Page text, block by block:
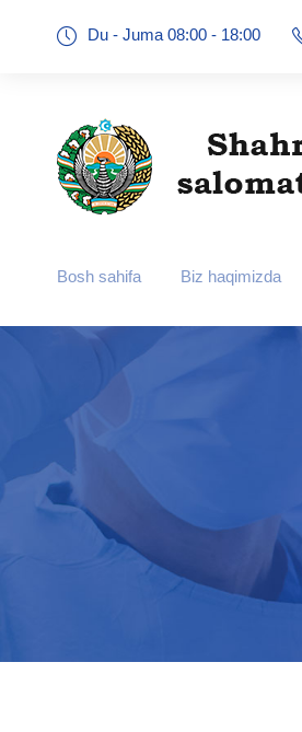
Du - Juma 08:00 - 18:00
Bosh sahifa Biz haqimizda